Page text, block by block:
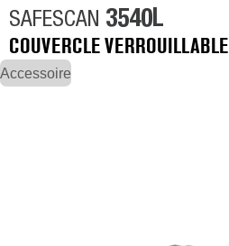
SAFESCAN 3540L
COUVERCLE VERROUILLABLE
Accessoire